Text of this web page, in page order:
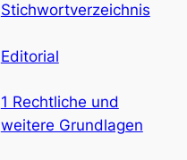
Stichwortverzeichnis
Editorial
1 Rechtliche und
weitere Grundlagen